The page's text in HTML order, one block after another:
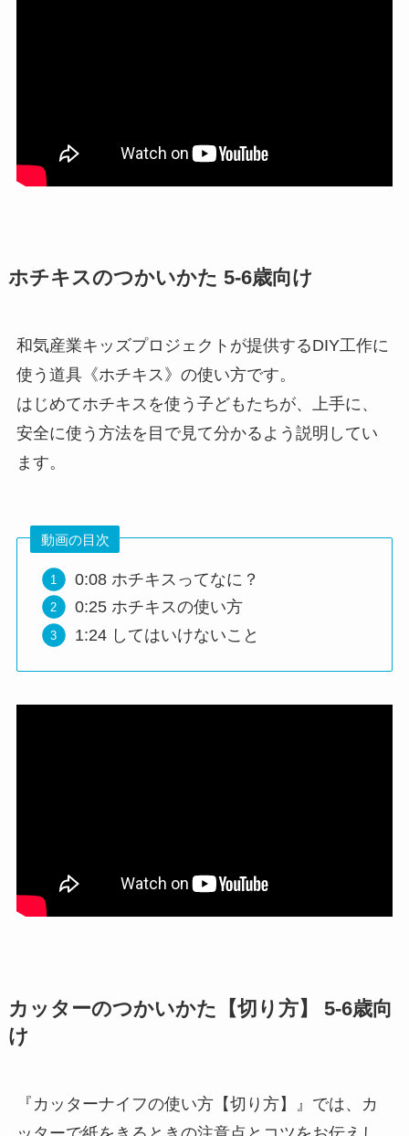
ホチキスのつかいかた 5-6歳向け
和気産業キッズプロジェクトが提供するDIY工作に
使う道具《ホチキス》の使い方です。
はじめてホチキスを使う子どもたちが、上手に、
安全に使う方法を目で見て分かるよう説明してい
ます。
動画の目次
0:08​ ホチキスってなに？
0:25​ ホチキスの使い方
1:24​ してはいけないこと
カッターのつかいかた【切り方】 5-6歳向
け
『カッターナイフの使い方【切り方】』では、カ